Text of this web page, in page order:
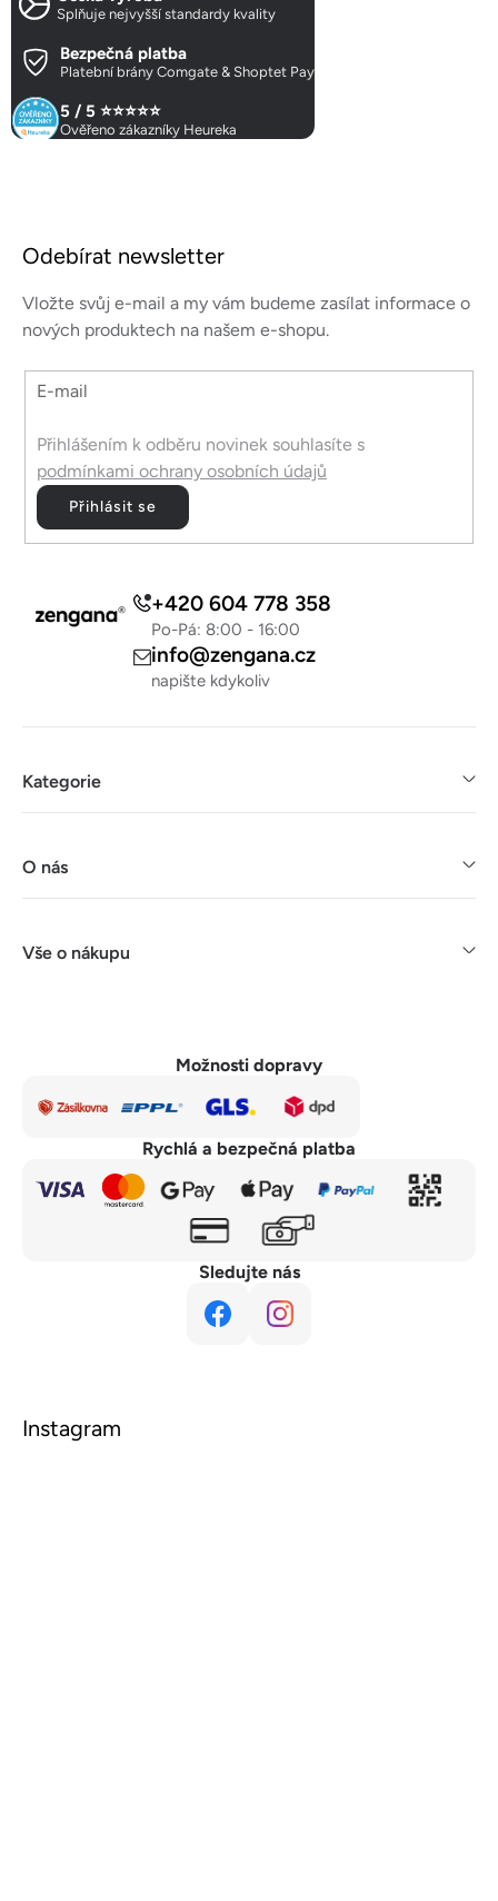
Splňuje nejvyšší standardy kvality
Bezpečná platba
Platební brány Comgate & Shoptet Pay
5 / 5 ⭐⭐⭐⭐⭐
Ověřeno zákazníky Heureka
Odebírat newsletter
Vložte svůj e-mail a my vám budeme zasílat informace o
nových produktech na našem e-shopu.
E-mail
Přihlášením k odběru novinek souhlasíte s
podmínkami ochrany osobních údajů
Přihlásit se
+420 604 778 358
Po-Pá: 8:00 - 16:00
info@zengana.cz
napište kdykoliv
Kategorie
O nás
Vše o nákupu
Možnosti dopravy
Rychlá a bezpečná platba
Sledujte nás
Instagram